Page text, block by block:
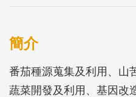
簡介
番茄種源蒐集及利用、山
蔬菜開發及利用、基因改